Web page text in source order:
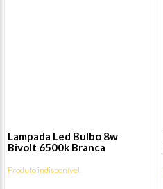
Lampada Led Bulbo 8w
Bivolt 6500k Branca
Produto indisponível